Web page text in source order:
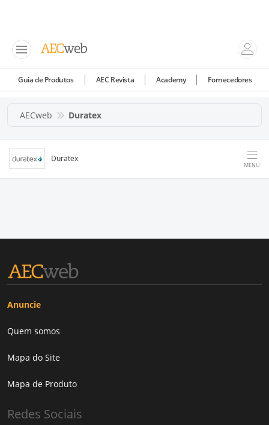
Guia de Produtos AEC Revista Academy Fornecedores
AECweb Duratex
Duratex
MENU
Anuncie
Quem somos
Mapa do Site
Mapa de Produto
Redes Sociais